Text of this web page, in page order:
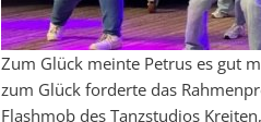
Zum Glück meinte Petrus es gut
zum Glück forderte das
Flashmob des Tanzstudios